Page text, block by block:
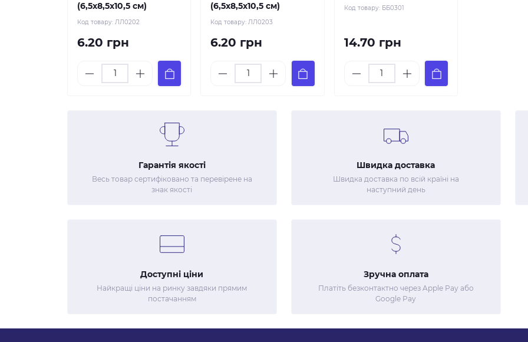
(6,5х8,5х10,5 см)
Код товару: ЛЛ0202
6.20 грн
(6,5х8,5х10,5 см)
Код товару:ЛЛ0203
6.20 грн
Код товару: ББ0301
14.70 грн
Гарантія якості
Весь товар сертифіковано та перевірене на
знак якості
Швидка доставка
Швидка доставка по всій країні на
наступний день
Доступні ціни
Найкращі ціни на ринку завдяки прямим
постачанням
Зручна оплата
Платіть безконтактно через Apple Pay або
Google Pay